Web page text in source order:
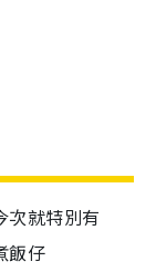
次就特別有
飯仔